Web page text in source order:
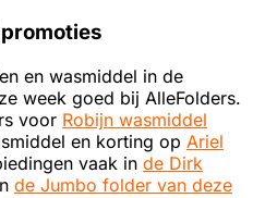
en wasmiddel in de
week goed bij AlleFolders.
voor Robijn wasmiddel
en korting op Ariel
vaak in de Dirk
de Jumbo folder van deze